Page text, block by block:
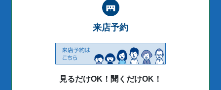
来店予約
見るだけOK！聞くだけOK！